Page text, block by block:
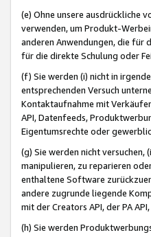
(e) Ohne unsere ausdrückliche
verwenden, um Produkt-
anderen Anwendungen, die für
für die direkte Schulung oder
(f) Sie werden (i) nicht in
entsprechenden Versuch
Kontaktaufnahme mit
API, Datenfeeds,
Eigentumsrechte oder
(g) Sie werden nicht
manipulieren, zu reparieren
enthaltene Software
andere zugrunde liegende
mit der Creators API, der PA
(h) Sie werden